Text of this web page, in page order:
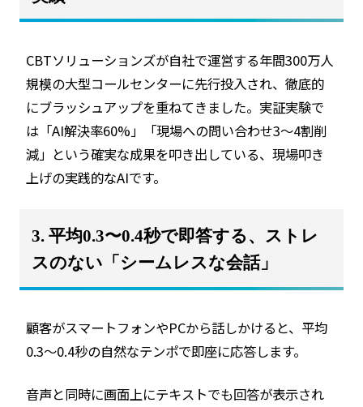
CBTソリューションズが自社で運営する年間300万人
規模の大型コールセンターに先行投入され、徹底的
にブラッシュアップを重ねてきました。実証実験で
は「AI解決率60%」「現場への問い合わせ3〜4割削
減」という確実な成果を叩き出している、現場叩き
上げの実践的なAIです。
3. 平均0.3〜0.4秒で即答する、ストレ
スのない「シームレスな会話」
顧客がスマートフォンやPCから話しかけると、平均
0.3〜0.4秒の自然なテンポで即座に応答します。
音声と同時に画面上にテキストでも回答が表示され